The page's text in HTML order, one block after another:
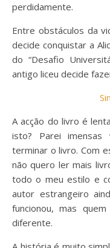
perdidamente.
Entre obstáculos da
decide conquistar a
do “Desafio
antigo liceu decide
A acção do livro é
isto? Parei
terminar o livro. Com
não quero ler mais
todo o meu estilo e
autor estrangeiro
funcionou, mas
diferente.